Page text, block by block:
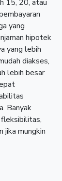
15, 20, atau
yang
hipotek
yang lebih
diakses,
lebih besar
Banyak
jika mungkin